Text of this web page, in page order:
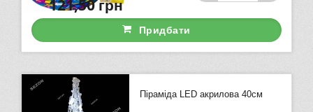
121,50грн
Придбати
Піраміда LED акрилова 40см